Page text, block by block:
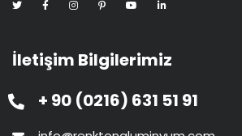
İletişim Bilgilerimiz
+ 90 (0216) 631 51 91